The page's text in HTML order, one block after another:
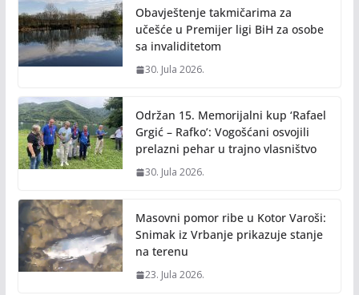
Obavještenje takmičarima za
učešće u Premijer ligi BiH za osobe
sa invaliditetom
30. Jula 2026.
Održan 15. Memorijalni kup ‘Rafael
Grgić – Rafko’: Vogošćani osvojili
prelazni pehar u trajno vlasništvo
30. Jula 2026.
Masovni pomor ribe u Kotor Varoši:
Snimak iz Vrbanje prikazuje stanje
na terenu
23. Jula 2026.